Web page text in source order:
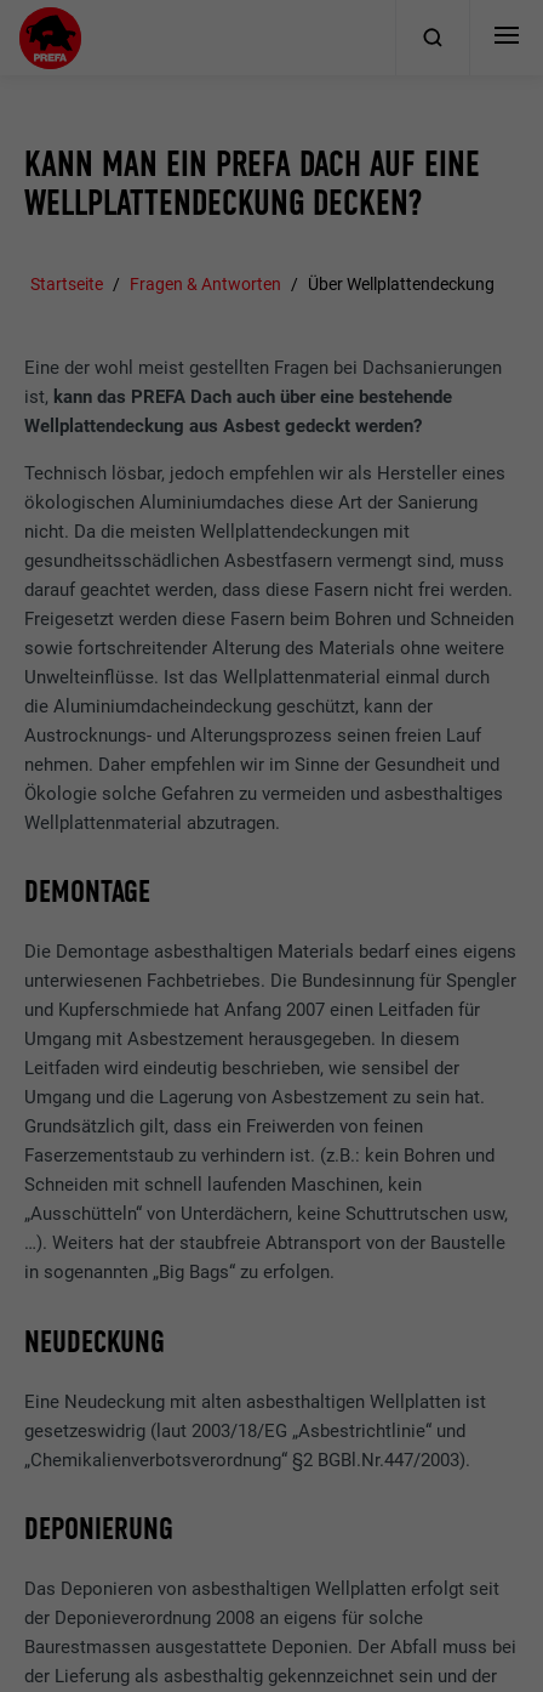
KANN MAN EIN PREFA DACH AUF EINE
WELLPLATTENDECKUNG DECKEN?
Startseite Fragen & Antworten Über Wellplattendeckung
Eine der wohl meist gestellten Fragen bei Dachsanierungen
ist, kann das PREFA Dach auch über eine bestehende
Wellplattendeckung aus Asbest gedeckt werden?
Technisch lösbar, jedoch empfehlen wir als Hersteller eines
ökologischen Aluminiumdaches diese Art der Sanierung
nicht. Da die meisten Wellplattendeckungen mit
gesundheitsschädlichen Asbestfasern vermengt sind, muss
darauf geachtet werden, dass diese Fasern nicht frei werden.
Freigesetzt werden diese Fasern beim Bohren und Schneiden
sowie fortschreitender Alterung des Materials ohne weitere
Unwelteinflüsse. Ist das Wellplattenmaterial einmal durch
die Aluminiumdacheindeckung geschützt, kann der
Austrocknungs- und Alterungsprozess seinen freien Lauf
nehmen. Daher empfehlen wir im Sinne der Gesundheit und
Ökologie solche Gefahren zu vermeiden und asbesthaltiges
Wellplattenmaterial abzutragen.
DEMONTAGE
Die Demontage asbesthaltigen Materials bedarf eines eigens
unterwiesenen Fachbetriebes. Die Bundesinnung für Spengler
und Kupferschmiede hat Anfang 2007 einen Leitfaden für
Umgang mit Asbestzement herausgegeben. In diesem
Leitfaden wird eindeutig beschrieben, wie sensibel der
Umgang und die Lagerung von Asbestzement zu sein hat.
Grundsätzlich gilt, dass ein Freiwerden von feinen
Faserzementstaub zu verhindern ist. (z.B.: kein Bohren und
Schneiden mit schnell laufenden Maschinen, kein
„Ausschütteln“ von Unterdächern, keine Schuttrutschen usw,
…). Weiters hat der staubfreie Abtransport von der Baustelle
in sogenannten „Big Bags“ zu erfolgen.
NEUDECKUNG
Eine Neudeckung mit alten asbesthaltigen Wellplatten ist
gesetzeswidrig (laut 2003/18/EG „Asbestrichtlinie“ und
„Chemikalienverbotsverordnung“ §2 BGBl.Nr.447/2003).
DEPONIERUNG
Das Deponieren von asbesthaltigen Wellplatten erfolgt seit
der Deponieverordnung 2008 an eigens für solche
Baurestmassen ausgestattete Deponien. Der Abfall muss bei
der Lieferung als asbesthaltig gekennzeichnet sein und der